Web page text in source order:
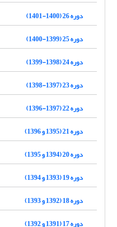
دوره 26 (1400-1401)
دوره 25 (1399-1400)
دوره 24 (1398-1399)
دوره 23 (1397-1398)
دوره 22 (1397-1396)
دوره 21 (1395 و 1396)
دوره 20 (1394 و 1395)
دوره 19 (1393 و 1394)
دوره 18 (1392 و 1393)
دوره 17 (1391 و 1392)